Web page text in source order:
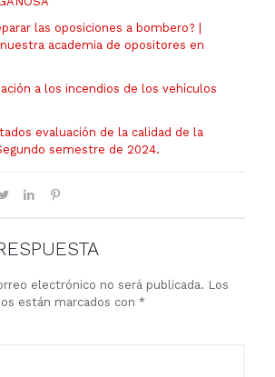
las oposiciones a bombero? |
academia de opositores en
a los incendios de los vehículos
evaluación de la calidad de la
semestre de 2024.
electrónico no será publicada. Los
están marcados con *